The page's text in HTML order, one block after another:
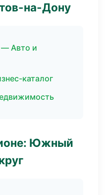
на-Дону
— Авто и
каталог
Южный